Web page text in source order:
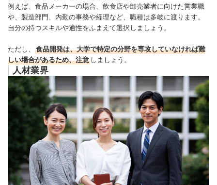
例えば、食品メーカーの場合、飲食店や卸売業者に向けた営業職
や、製造部門、内勤の事務や経理など、職種は多岐に渡ります。
自分の持つスキルや適性をふまえて選択しましょう。
ただし、
食品開発は、大学で特定の分野を専攻していなければ難
しい場合があるため、注意 しましょう。
人材業界